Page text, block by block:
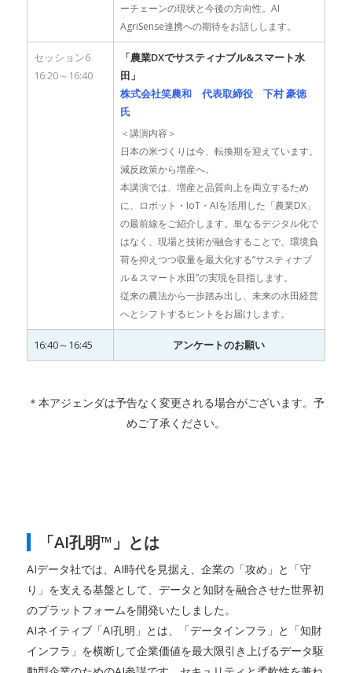
ーチェーンの現状と今後の方向性。AI
AgriSense連携への期待をお話しします。
セッション6
16:20～16:40
「農業DXでサスティナブル&スマート水
田」
株式会社笑農和 代表取締役 下村 豪徳
氏
＜講演内容＞
日本の米づくりは今、転換期を迎えています。
減反政策から増産へ。
本講演では、増産と品質向上を両立するため
に、ロボット・IoT・AIを活用した「農業DX」
の最前線をご紹介します。単なるデジタル化で
はなく、現場と技術が融合することで、環境負
荷を抑えつつ収量を最大化する“サスティナブ
ル＆スマート水田”の実現を目指します。
従来の農法から一歩踏み出し、未来の水田経営
へとシフトするヒントをお届けします。
16:40～16:45 アンケートのお願い
＊本アジェンダは予告なく変更される場合がございます。予
めご了承ください。
「AI孔明™」とは
AIデータ社では、AI時代を見据え、企業の「攻め」と「守
り」を支える基盤として、データと知財を融合させた世界初
のプラットフォームを開発いたしました。
AIネイティブ「AI孔明」とは、「データインフラ」と「知財
インフラ」を横断して企業価値を最大限引き上げるデータ駆